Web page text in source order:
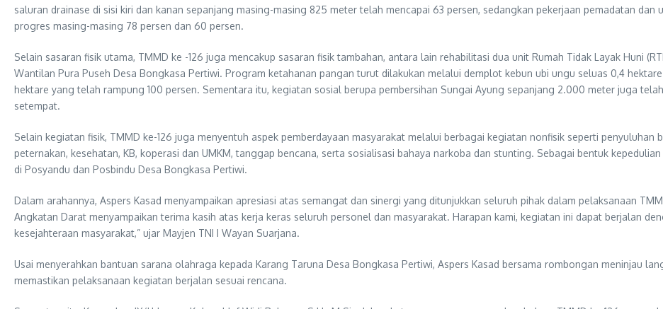
saluran drainase di sisi kiri dan kanan sepanjang masing-masing 825 meter telah mencapai 63 persen, sedangkan pekerjaan pemadatan
progres masing-masing 78 persen dan 60 persen.
Selain sasaran fisik utama, TMMD ke -126 juga mencakup sasaran fisik tambahan, antara lain rehabilitasi dua unit Rumah Tidak Layak Huni
Wantilan Pura Puseh Desa Bongkasa Pertiwi. Program ketahanan pangan turut dilakukan melalui demplot kebun ubi ungu seluas 0,4
hektare yang telah rampung 100 persen. Sementara itu, kegiatan sosial berupa pembersihan Sungai Ayung sepanjang 2.000 meter juga
setempat.
Selain kegiatan fisik, TMMD ke-126 juga menyentuh aspek pemberdayaan masyarakat melalui berbagai kegiatan nonfisik seperti penyuluhan
peternakan, kesehatan, KB, koperasi dan UMKM, tanggap bencana, serta sosialisasi bahaya narkoba dan stunting. Sebagai bentuk
di Posyandu dan Posbindu Desa Bongkasa Pertiwi.
Dalam arahannya, Aspers Kasad menyampaikan apresiasi atas semangat dan sinergi yang ditunjukkan seluruh pihak dalam pelaksanaan
Angkatan Darat menyampaikan terima kasih atas kerja keras seluruh personel dan masyarakat. Harapan kami, kegiatan ini dapat berjalan
kesejahteraan masyarakat,” ujar Mayjen TNI I Wayan Suarjana.
Usai menyerahkan bantuan sarana olahraga kepada Karang Taruna Desa Bongkasa Pertiwi, Aspers Kasad bersama rombongan meninjau
memastikan pelaksanaan kegiatan berjalan sesuai rencana.